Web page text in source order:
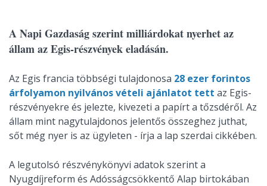
A Napi Gazdaság szerint milliárdokat nyerhet az
állam az Egis-részvények eladásán.
Az Egis francia többségi tulajdonosa 28 ezer forintos
árfolyamon nyilvános vételi ajánlatot tett az Egis-
részvényekre és jelezte, kivezeti a papírt a tőzsdéről. Az
állam mint nagytulajdonos jelentős összeghez juthat,
sőt még nyer is az ügyleten - írja a lap szerdai cikkében.
A legutolsó részvénykönyvi adatok szerint a
Nyugdíjreform és Adósságcsökkentő Alap birtokában